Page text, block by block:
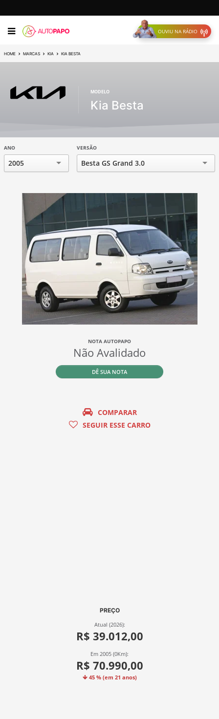
OUVIU NA RÁDIO
HOME MARCAS KIA KIA BESTA
MODELO
Kia Besta
ANO
2005
VERSÃO
Besta GS Grand 3.0
NOTA AUTOPAPO
Não Avalidado
DÊ SUA NOTA
COMPARAR
SEGUIR ESSE CARRO
PREÇO
Atual (2026):
R$ 39.012,00
Em 2005 (0Km):
R$ 70.990,00
45 % (em 21 anos)